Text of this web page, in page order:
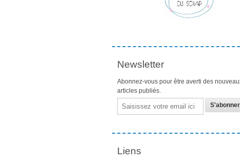
Newsletter
Abonnez-vous pour être averti des
articles publiés.
Email
Liens